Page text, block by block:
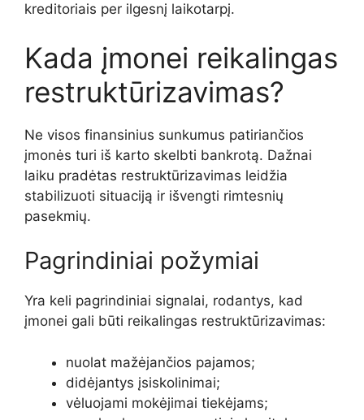
kreditoriais per ilgesnį laikotarpį.
Kada įmonei reikalingas
restruktūrizavimas?
Ne visos finansinius sunkumus patiriančios
įmonės turi iš karto skelbti bankrotą. Dažnai
laiku pradėtas restruktūrizavimas leidžia
stabilizuoti situaciją ir išvengti rimtesnių
pasekmių.
Pagrindiniai požymiai
Yra keli pagrindiniai signalai, rodantys, kad
įmonei gali būti reikalingas restruktūrizavimas:
nuolat mažėjančios pajamos;
didėjantys įsiskolinimai;
vėluojami mokėjimai tiekėjams;